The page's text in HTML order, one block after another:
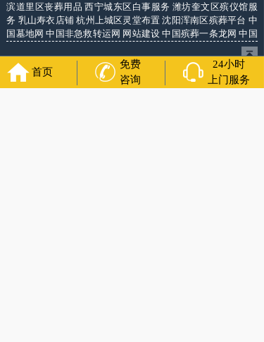
滨道里区丧葬用品西宁城东区白事服务潍坊奎文区殡仪馆服
务 乳山寿衣店铺杭州上城区灵堂布置沈阳浑南区殡葬平台 中
国墓地网中国非急救转运网 网站建设中国殡葬一条龙网中国
首页
免费
咨询
24小时
上门服务